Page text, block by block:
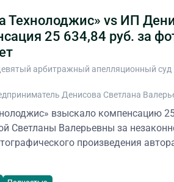
Технолоджис» vs ИП
25 634,84 руб. за
арбитражный апелляционный суд
Денисова Светлана
взыскало компенсацию
Светланы Валерьевны за
произведения